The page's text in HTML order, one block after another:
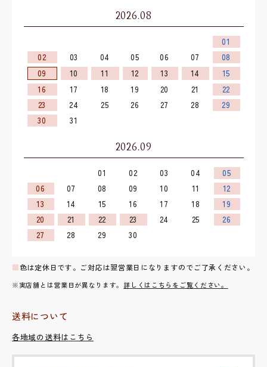
2026.08
01
02
03 04 05 06 07
08
09
10 11 12 13 14
15
16
17 18 19 20 21
22
23
24 25 26 27 28
29
30
31
2026.09
01 02 03 04
05
06
07 08 09 10 11
12
13
14 15 16 17 18
19
20
21 22 23 24 25
26
27
28 29 30
■色は定休日です。ご対応は翌営業日になりますのでご了承ください。
※実店舗とは営業日が異なります。 詳しくはこちらをご覧ください。
送料について
各地域の送料はこちら